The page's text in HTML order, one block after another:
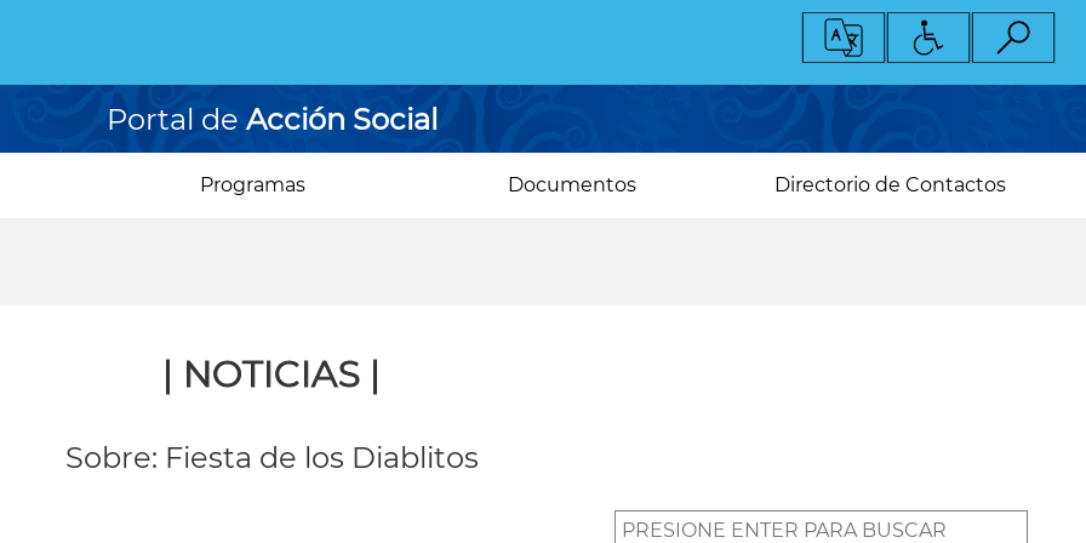
Portal de Acción Social
Programas Documentos Directorio de Contactos
| NOTICIAS |
Sobre: Fiesta de los Diablitos